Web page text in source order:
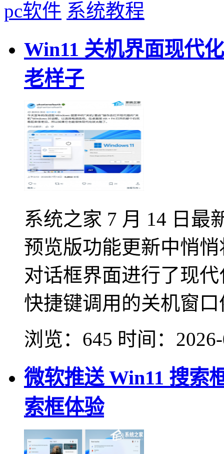
pc软件 系统教程
Win11 关机界面现代
老样子
系统之家 7 月 14 日最
预览版功能更新中悄悄
对话框界面进行了现
快捷键调用的关机窗
浏览：645 时间：
微软推送 Win11 搜索
索框体验